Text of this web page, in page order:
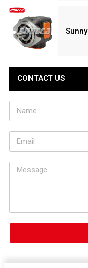
CONTACT US